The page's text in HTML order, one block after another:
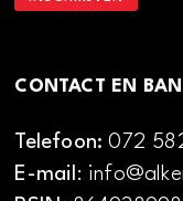
CONTACT EN
Telefoon:072
E-mail :